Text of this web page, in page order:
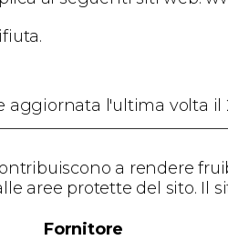
aggiornata l'ultima volta il
a rendere
aree protette del sito.
Fornitore